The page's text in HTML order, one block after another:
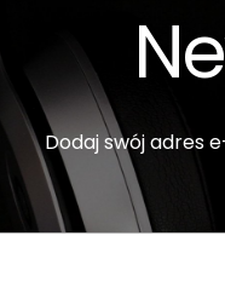
Dodaj swój adres